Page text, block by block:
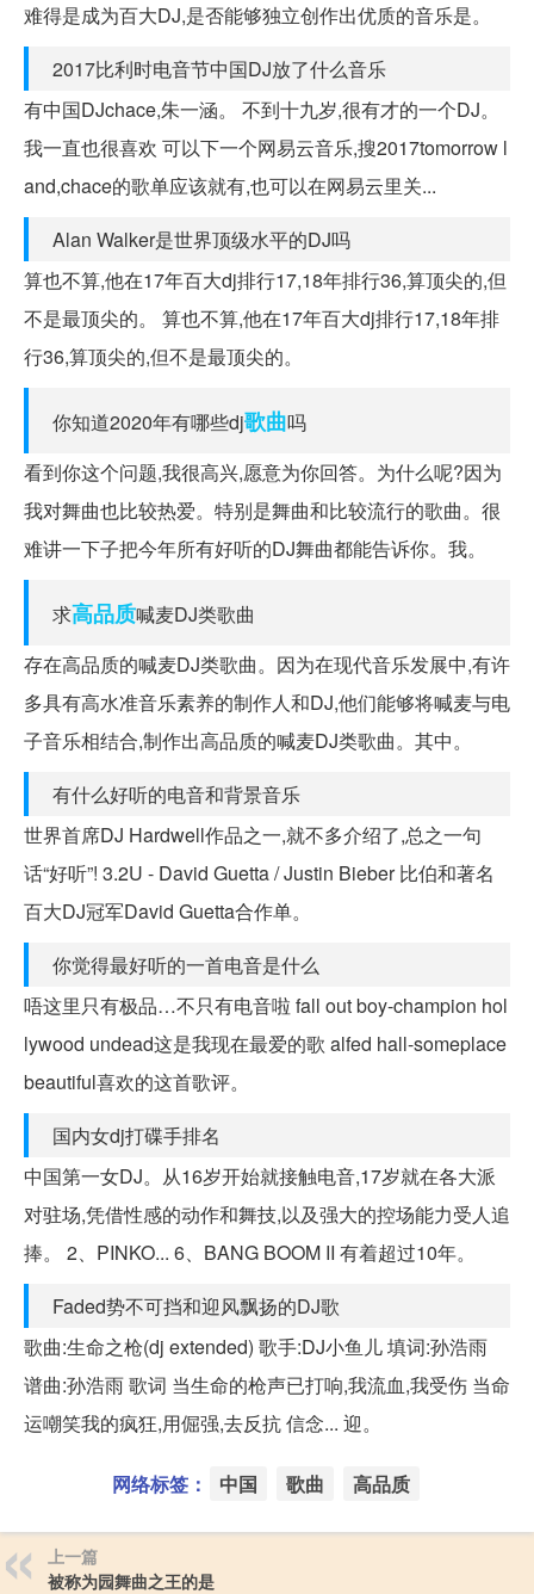
难得是成为百大DJ,是否能够独立创作出优质的音乐是。
2017比利时电音节中国DJ放了什么音乐
有中国DJchace,朱一涵。 不到十九岁,很有才的一个DJ。
我一直也很喜欢 可以下一个网易云音乐,搜2017tomorrow l
and,chace的歌单应该就有,也可以在网易云里关...
Alan Walker是世界顶级水平的DJ吗
算也不算,他在17年百大dj排行17,18年排行36,算顶尖的,但
不是最顶尖的。 算也不算,他在17年百大dj排行17,18年排
行36,算顶尖的,但不是最顶尖的。
你知道2020年有哪些dj歌曲吗
看到你这个问题,我很高兴,愿意为你回答。为什么呢?因为
我对舞曲也比较热爱。特别是舞曲和比较流行的歌曲。很
难讲一下子把今年所有好听的DJ舞曲都能告诉你。我。
求高品质喊麦DJ类歌曲
存在高品质的喊麦DJ类歌曲。因为在现代音乐发展中,有许
多具有高水准音乐素养的制作人和DJ,他们能够将喊麦与电
子音乐相结合,制作出高品质的喊麦DJ类歌曲。其中。
有什么好听的电音和背景音乐
世界首席DJ Hardwell作品之一,就不多介绍了,总之一句
话“好听”! 3.2U - David Guetta / Justin Bieber 比伯和著名
百大DJ冠军David Guetta合作单。
你觉得最好听的一首电音是什么
唔这里只有极品…不只有电音啦 fall out boy-champion hol
lywood undead这是我现在最爱的歌 alfed hall-someplace
beautiful喜欢的这首歌评。
国内女dj打碟手排名
中国第一女DJ。从16岁开始就接触电音,17岁就在各大派
对驻场,凭借性感的动作和舞技,以及强大的控场能力受人追
捧。 2、PINKO... 6、BANG BOOM II 有着超过10年。
Faded势不可挡和迎风飘扬的DJ歌
歌曲:生命之枪(dj extended) 歌手:DJ小鱼儿 填词:孙浩雨
谱曲:孙浩雨 歌词 当生命的枪声已打响,我流血,我受伤 当命
运嘲笑我的疯狂,用倔强,去反抗 信念... 迎。
网络标签： 中国 歌曲 高品质
上一篇
被称为园舞曲之王的是